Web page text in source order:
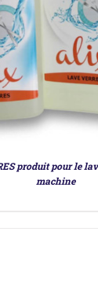
produit pour le
machine
DÉTAILS